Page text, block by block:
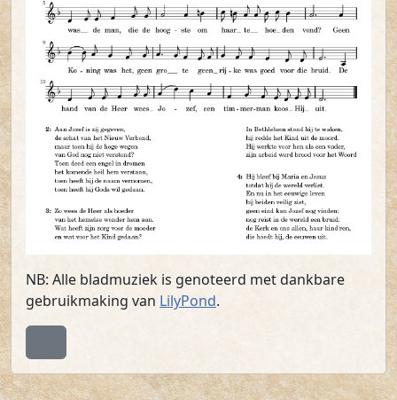
NB: Alle bladmuziek is genoteerd met dankbare
gebruikmaking van LilyPond.